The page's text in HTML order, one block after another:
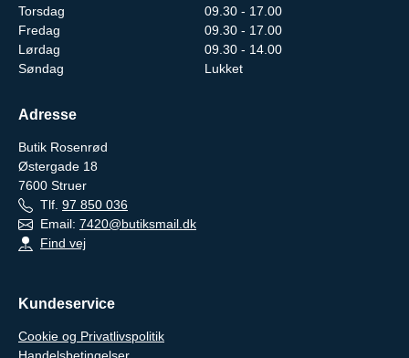
Torsdag
09.30 - 17.00
Fredag
09.30 - 17.00
Lørdag
09.30 - 14.00
Søndag
Lukket
Adresse
Butik Rosenrød
Østergade 18
7600 Struer
Tlf. 97 850 036
Email: 7420@butiksmail.dk
Find vej
Kundeservice
Cookie og Privatlivspolitik
Handelsbetingelser